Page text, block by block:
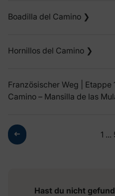
Boadilla del Camino ❯
Hornillos del Camino ❯
Französischer Weg | Etappe
Camino – Mansilla de las
➜ 1 ...
Hast du nicht